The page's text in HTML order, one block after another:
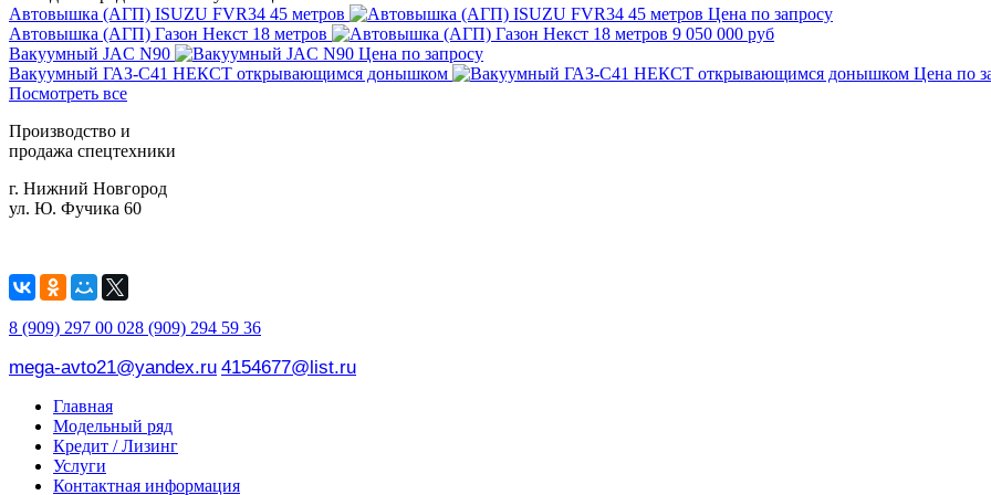
Автовышка (АГП) ISUZU FVR34 45 метров
Цена по запросу
Автовышка (АГП) Газон Некст 18 метров
9 050 000 руб
Вакуумный JAC N90
Цена по запросу
Вакуумный ГАЗ-С41 НЕКСТ открывающимся донышком
Цена по
Посмотреть все
Производство и
продажа спецтехники
г. Нижний Новгород
ул. Ю. Фучика 60
8 (909) 297 00 028 (909) 294 59 36
mega-avto21@yandex.ru 4154677@list.ru
Главная
Модельный ряд
Кредит / Лизинг
Услуги
Контактная информация